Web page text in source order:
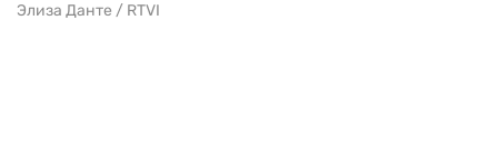
Элиза Данте / RTVI